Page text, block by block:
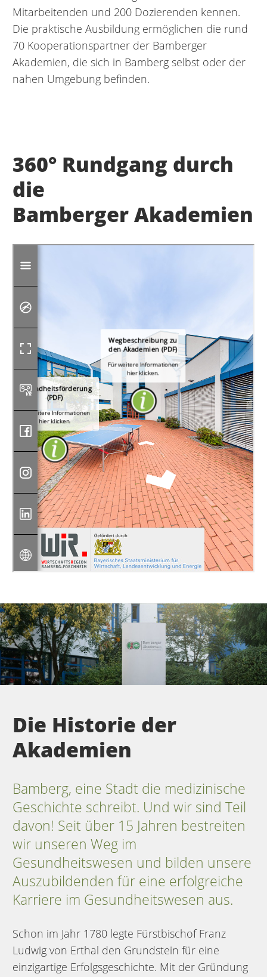
Mitarbeitenden und 200 Dozierenden kennen.
Die praktische Ausbildung ermöglichen die rund
70 Kooperationspartner der Bamberger
Akademien, die sich in Bamberg selbst oder der
nahen Umgebung befinden.
360° Rundgang durch
die
Bamberger Akademien
Die Historie der
Akademien
Bamberg, eine Stadt die medizinische
Geschichte schreibt. Und wir sind Teil
davon! Seit über 15 Jahren bestreiten
wir unseren Weg im
Gesundheitswesen und bilden unsere
Auszubildenden für eine erfolgreiche
Karriere im Gesundheitswesen aus.
Schon im Jahr 1780 legte Fürstbischof Franz
Ludwig von Erthal den Grundstein für eine
einzigartige Erfolgsgeschichte. Mit der Gründung